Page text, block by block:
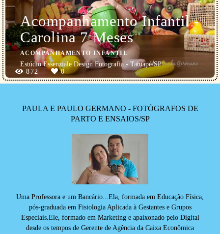
Acompanhamento Infantil -
Carolina 7 Meses
ACOMPANHAMENTO INFANTIL
Estúdio Essenziale Design Fotografia - Tatuapé/SP
872
0
PAULA E PAULO GERMANO - FOTÓGRAFOS DE
PARTO E ENSAIOS/SP
Uma Professora e um Bancário...Ela, formada em Educação Física,
pós-graduada em Fisiologia Aplicada à Gestantes e Grupos
Especiais.Ele, formado em Marketing e apaixonado pelo Digital
desde os tempos de Gerente de Agência da Caixa Econômica